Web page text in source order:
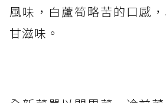
風味，白蘆筍略苦的口感
甘滋味。